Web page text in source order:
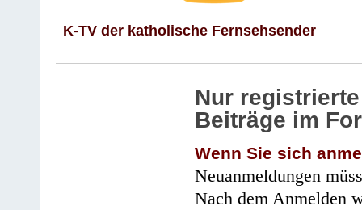
K-TV der katholische Fernsehsender
Nur
Beiträge im
Wenn Sie sich
Neuanmeldungen
Nach dem Anmelden